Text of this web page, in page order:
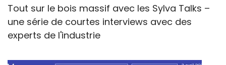
Tout sur le bois massif avec les Sylva Talks –
une série de courtes interviews avec des
experts de l'industrie